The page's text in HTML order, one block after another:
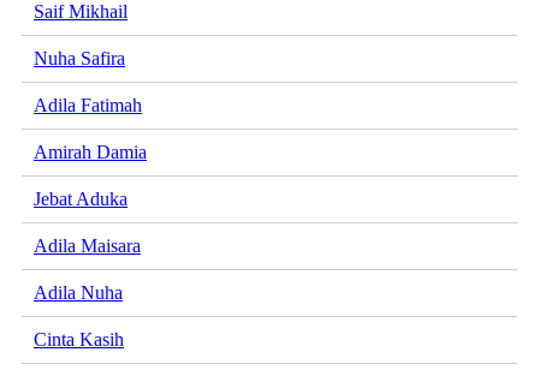
Saif Mikhail
Nuha Safira
Adila Fatimah
Amirah Damia
Jebat Aduka
Adila Maisara
Adila Nuha
Cinta Kasih